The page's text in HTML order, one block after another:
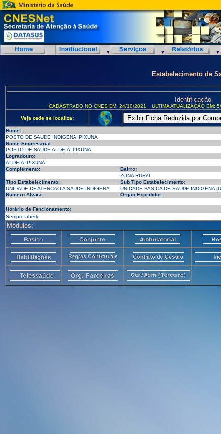
Estabelecimento de
Identificação
CADASTRADO NO CNES EM: 24/10/2021 ULTIMA ATUALIZAÇÃO EM:
Veja onde se localiza:
Nome:
POSTO DE SAUDE INDIGENA IPIXUNA
Nome Empresarial:
POSTO DE SAUDE ALDEIA IPIXUNA
Logradouro:
ALDEIA IPIXUNA
Complemento:
Bairro:
ZONA RURAL
Tipo Estabelecimento:
Sub Tipo Estabelecimento:
UNIDADE DE ATENCAO A SAUDE INDIGENA
UNIDADE BASICA DE SAUDE INDIGENA
Número Alvará:
Órgão Expedidor:
Horário de Funcionamento:
Sempre aberto
Módulos: